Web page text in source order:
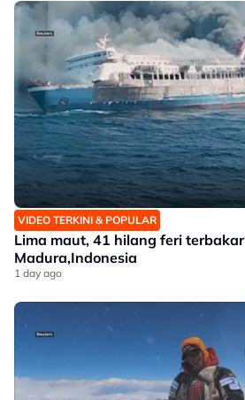
VIDEO TERKINI & POPULAR
Lima maut, 41 hilang feri
Madura,Indonesia
1 day ago